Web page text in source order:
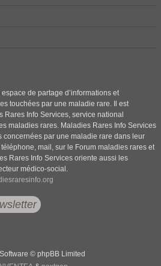
de partage d’informations et
touchées par une maladie rare. Il est
Info Services, service national
maladies rares. Maladies Rares Info Services
par une maladie rare dans leur
mail, sur le Forum maladies rares et
Rares Info Services oriente aussi les
médico-social.
© phpBB Limited